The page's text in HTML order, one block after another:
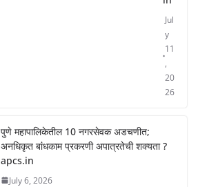
Jul
y
11
,
20
26
पुणे महापालिकेतील 10 नगरसेवक अडचणीत;
अनधिकृत बांधकाम प्रकरणी अपात्रतेची शक्यता ?
apcs.in
July 6, 2026